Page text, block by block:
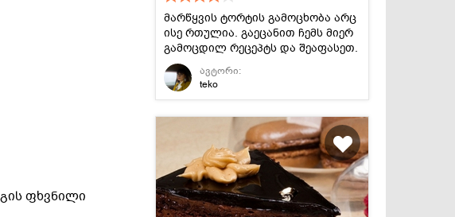
ფხვნილი
მარწყვის ტორტის გამოცხობა არც
ისე რთულია. გაეცანით ჩემს მიერ
გამოცდილ რეცეპტს და შეაფასეთ.
ავტორი:
teko